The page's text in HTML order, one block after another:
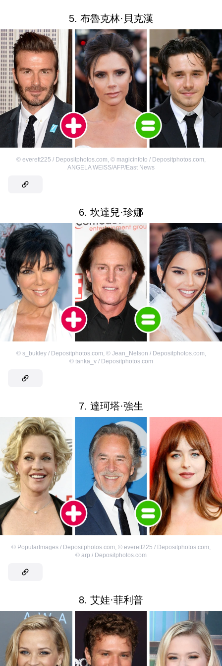
5. 布魯克林·貝克漢
© everett225 / Depositphotos.com, © magicinfoto / Depositphotos.com,
ANGELA WEISS/AFP/East News
6. 坎達兒·珍娜
© s_bukley / Depositphotos.com, © Jean_Nelson / Depositphotos.com,
© tanka_v / Depositphotos.com
7. 達珂塔·強生
© PopularImages / Depositphotos.com, © everett225 / Depositphotos.com,
© arp / Depositphotos.com
8. 艾娃·菲利普